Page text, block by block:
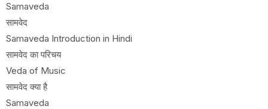
Samaveda
सामवेद
Samaveda Introduction in Hindi
सामवेद का परिचय
Veda of Music
सामवेद क्या है
Samaveda